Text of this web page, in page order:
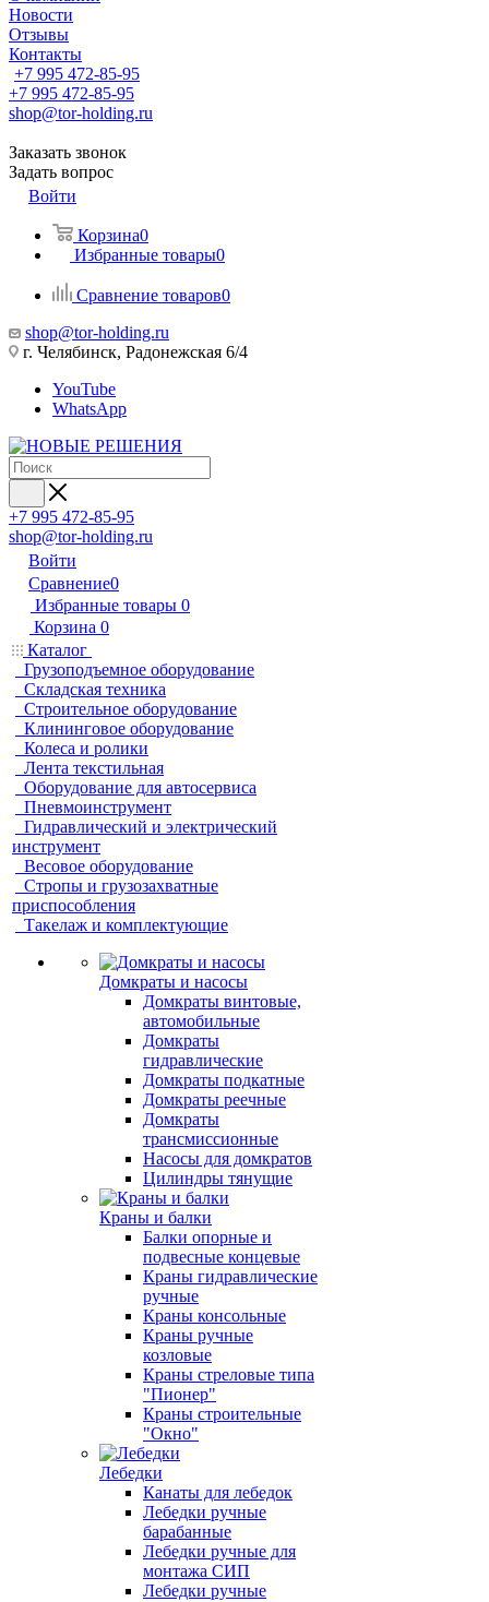
Новости
Отзывы
Контакты
+7 995 472-85-95
+7 995 472-85-95
shop@tor-holding.ru
Заказать звонок
Задать вопрос
Войти
Корзина0
Избранные товары0
Сравнение товаров0
shop@tor-holding.ru
г. Челябинск, Радонежская 6/4
YouTube
WhatsApp
+7 995 472-85-95
shop@tor-holding.ru
Войти
Сравнение0
Избранные товары 0
Корзина 0
Каталог
Грузоподъемное оборудование
Складская техника
Строительное оборудование
Клининговое оборудование
Колеса и ролики
Лента текстильная
Оборудование для автосервиса
Пневмоинструмент
Гидравлический и электрический
инструмент
Весовое оборудование
Стропы и грузозахватные
приспособления
Такелаж и комплектующие
Домкраты и насосы
Домкраты винтовые,
автомобильные
Домкраты
гидравлические
Домкраты подкатные
Домкраты реечные
Домкраты
трансмиссионные
Насосы для домкратов
Цилиндры тянущие
Краны и балки
Балки опорные и
подвесные концевые
Краны гидравлические
ручные
Краны консольные
Краны ручные
козловые
Краны стреловые типа
"Пионер"
Краны строительные
"Окно"
Лебедки
Канаты для лебедок
Лебедки ручные
барабанные
Лебедки ручные для
монтажа СИП
Лебедки ручные